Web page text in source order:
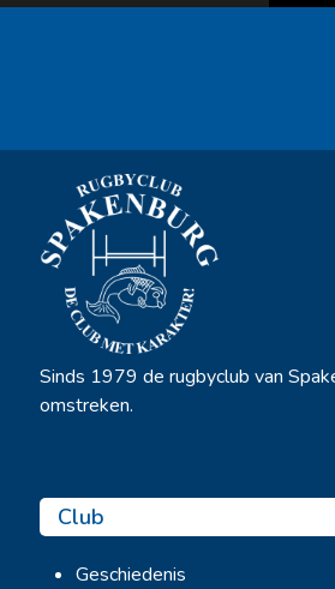
Sinds 1979 de rugbyclub van
omstreken.
Club
Geschiedenis